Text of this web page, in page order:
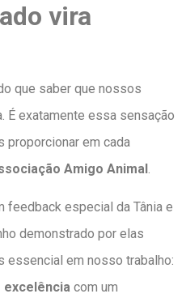
vira
que saber que nossos
É exatamente essa sensação
proporcionar em cada
Amigo Animal.
feedback especial da Tânia e
demonstrado por elas
essencial em nosso trabalho:
excelência com um